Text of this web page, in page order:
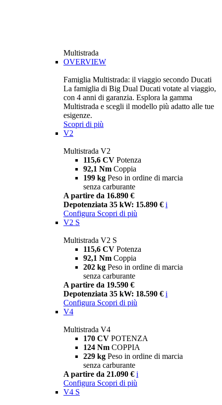
Multistrada
OVERVIEW
Famiglia Multistrada: il viaggio secondo Ducati
La famiglia di Big Dual Ducati votate al viaggio,
con 4 anni di garanzia. Esplora la gamma
Multistrada e scegli il modello più adatto alle tue
esigenze.
Scopri di più
V2
Multistrada V2
115,6 CV Potenza
92,1 Nm Coppia
199 kg Peso in ordine di marcia
senza carburante
A partire da 16.890 €
Depotenziata 35 kW: 15.890 € i
Configura Scopri di più
V2 S
Multistrada V2 S
115,6 CV Potenza
92,1 Nm Coppia
202 kg Peso in ordine di marcia
senza carburante
A partire da 19.590 €
Depotenziata 35 kW: 18.590 € i
Configura Scopri di più
V4
Multistrada V4
170 CV POTENZA
124 Nm COPPIA
229 kg Peso in ordine di marcia
senza carburante
A partire da 21.090 € i
Configura Scopri di più
V4 S